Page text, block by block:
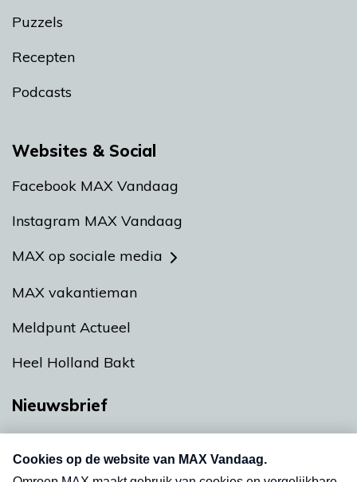
Puzzels
Recepten
Podcasts
Websites & Social
Facebook MAX Vandaag
Instagram MAX Vandaag
MAX op sociale media
MAX vakantieman
Meldpunt Actueel
Heel Holland Bakt
Nieuwsbrief
nieuwsbrief. Elke vrijdag- en dinsdagochtend in
uw mailbox.